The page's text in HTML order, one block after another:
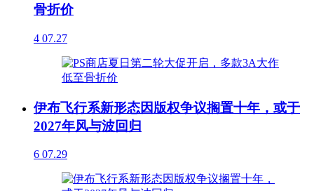
骨折价
4 07.27
伊布飞行系新形态因版权争议搁置十年，或于
2027年风与波回归
6 07.29